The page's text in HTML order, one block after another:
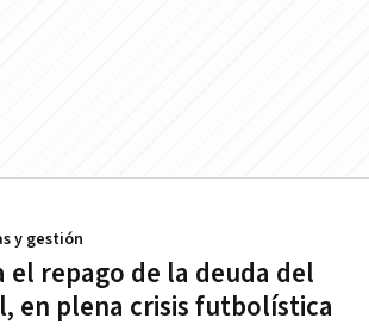
el repago de la deuda del
en plena crisis futbolística
y gestión